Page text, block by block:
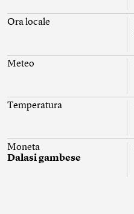
Ora locale
Meteo
Temperatura
Moneta
Dalasi gambese